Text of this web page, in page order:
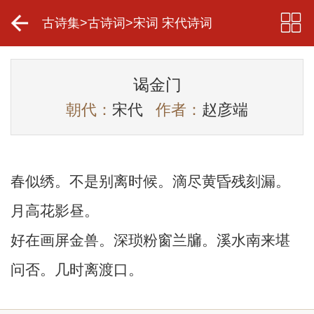
古诗集>古诗词 >宋词 宋代诗词
谒金门
朝代： 宋代 作者： 赵彦端
春似绣。不是别离时候。滴尽黄昏残刻漏。
月高花影昼。
好在画屏金兽。深琐粉窗兰牖。溪水南来堪
问否。几时离渡口。